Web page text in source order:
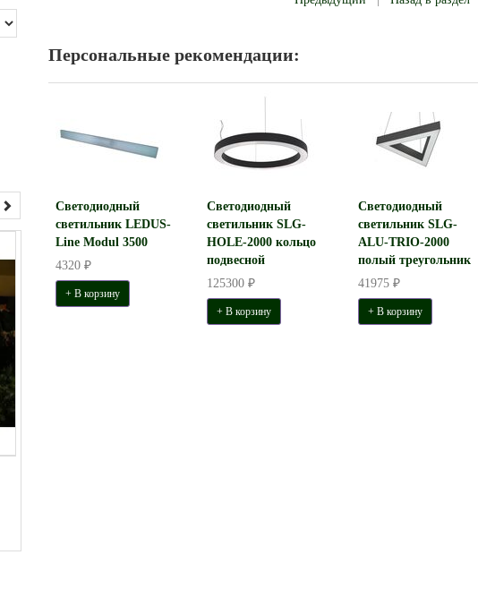
Персональные рекомендации:
Светодиодный
светильник LEDUS-
Line Modul 3500
4320 ₽
+ В корзину
Светодиодный
светильник SLG-
HOLE-2000 кольцо
подвесной
125300 ₽
+ В корзину
Светодиодный
светильник SLG-
ALU-TRIO-2000
полый треугольник
41975 ₽
+ В корзину